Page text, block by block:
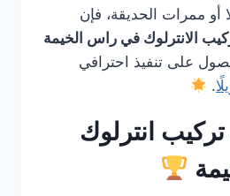
أو ممرات الحديقة، فإن
الانترلوك في راس الخيمة
على تنفيذ احترافي
.
انترلوك